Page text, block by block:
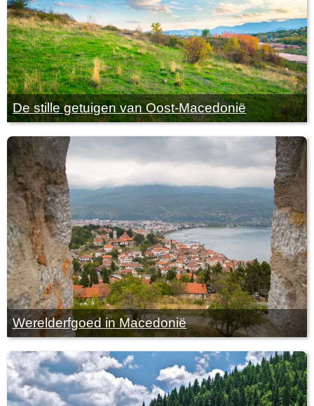
De stille getuigen van Oost-Macedonië
Werelderfgoed in Macedonië